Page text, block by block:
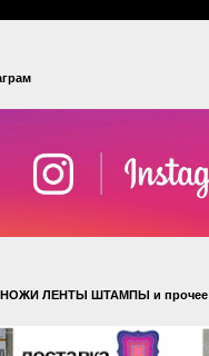
НОЖИ ЛЕНТЫ ШТАМПЫ и прочее